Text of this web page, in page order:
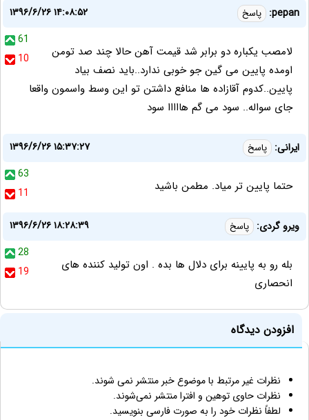
pepan: پاسخ
۱۳۹۶/۶/۲۶ ۱۴:۰۸:۵۲
61
10
لامصب یکباره دو برابر شد قیمت آهن حالا چند صد تومن
اومده پایین می گین جو خوبی ندارد..باید نصف بیاد
پایین..کدوم آقازاده ها منافع داشتن تو این وسط واسمون واقعا
جای سواله.. سود می گم هااااا سود
ایرانی: پاسخ
۱۳۹۶/۶/۲۶ ۱۵:۳۷:۲۷
63
11
حتما پایین تر میاد. مطمن باشید
ویرو گردی: پاسخ
۱۳۹۶/۶/۲۶ ۱۸:۲۸:۳۹
28
19
بله رو به پایینه برای دلال ها بده . اون تولید کننده های
انحصاری
افزودن دیدگاه
نظرات غیر مرتبط با موضوع خبر منتشر نمی شوند.
نظرات حاوی توهین و افترا منتشر نمی‌شوند.
لطفاً نظرات خود را به صورت فارسی بنویسید.